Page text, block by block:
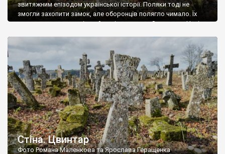
звитяжним епізодом української історії. Поляки тоді не
змогли захопити замок, але оборонців полягло чимало. Їх
поховали на цвинтарі, який тоді називався Замковим. Нині на
ньому чимало хрестів 19 століття, є такі, де епітафії стер […]
Стіна. Цвинтар
Фото Романа Маленкова та Ярослава Геращенка